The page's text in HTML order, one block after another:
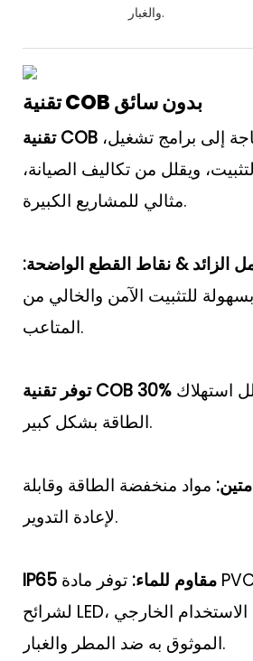
والغبار.
تقنية COB بدون سائق
إلى برامج تشغيل،
ويقلل من تكاليف الصيانة،
مثالي للمشاريع الكبيرة.
الزائد & نقاط القطع الواضحة:
للتثبيت الآمن والخالي من
المتاعب.
استهلاك
الطاقة بشكل كبير.
مواد منخفضة الطاقة وقابلة
لإعادة التدوير.
IP65 مقاوم للماء: توفر مادة PVC الفائقة حماية
لشرائح LED، مما يضمن الاستخدام الخارجي
الموثوق به ضد المطر والغبار.